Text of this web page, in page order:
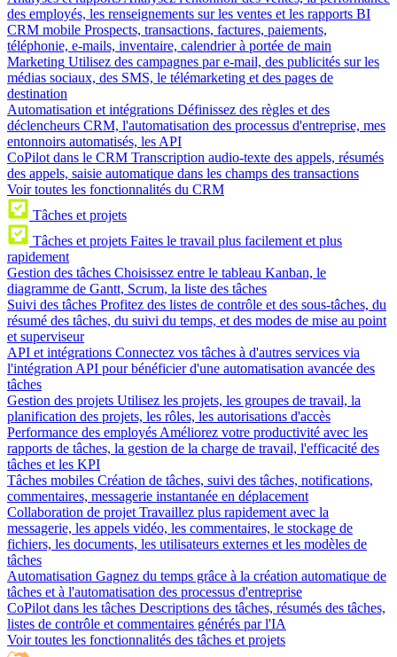
des employés, les renseignements sur les ventes et les rapports BI
CRM mobile Prospects, transactions, factures, paiements,
téléphonie, e-mails, inventaire, calendrier à portée de main
Marketing Utilisez des campagnes par e-mail, des publicités sur les
médias sociaux, des SMS, le télémarketing et des pages de
destination
Automatisation et intégrations Définissez des règles et des
déclencheurs CRM, l'automatisation des processus d'entreprise, mes
entonnoirs automatisés, les API
CoPilot dans le CRM Transcription audio-texte des appels, résumés
des appels, saisie automatique dans les champs des transactions
Voir toutes les fonctionnalités du CRM
Tâches et projets
Tâches et projets Faites le travail plus facilement et plus
rapidement
Gestion des tâches Choisissez entre le tableau Kanban, le
diagramme de Gantt, Scrum, la liste des tâches
Suivi des tâches Profitez des listes de contrôle et des sous-tâches, du
résumé des tâches, du suivi du temps, et des modes de mise au point
et superviseur
API et intégrations Connectez vos tâches à d'autres services via
l'intégration API pour bénéficier d'une automatisation avancée des
tâches
Gestion des projets Utilisez les projets, les groupes de travail, la
planification des projets, les rôles, les autorisations d'accès
Performance des employés Améliorez votre productivité avec les
rapports de tâches, la gestion de la charge de travail, l'efficacité des
tâches et les KPI
Tâches mobiles Création de tâches, suivi des tâches, notifications,
commentaires, messagerie instantanée en déplacement
Collaboration de projet Travaillez plus rapidement avec la
messagerie, les appels vidéo, les commentaires, le stockage de
fichiers, les documents, les utilisateurs externes et les modèles de
tâches
Automatisation Gagnez du temps grâce à la création automatique de
tâches et à l'automatisation des processus d'entreprise
CoPilot dans les tâches Descriptions des tâches, résumés des tâches,
listes de contrôle et commentaires générés par l'IA
Voir toutes les fonctionnalités des tâches et projets